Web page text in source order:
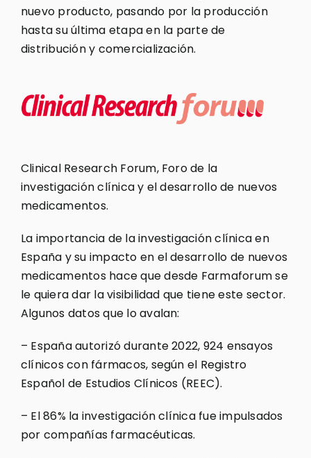
nuevo producto, pasando por la producción
hasta su última etapa en la parte de
distribución y comercialización.
Clinical Research Forum, Foro de la
investigación clínica y el desarrollo de nuevos
medicamentos.
La importancia de la investigación clínica en
España y su impacto en el desarrollo de nuevos
medicamentos hace que desde Farmaforum se
le quiera dar la visibilidad que tiene este sector.
Algunos datos que lo avalan:
– España autorizó durante 2022, 924 ensayos
clínicos con fármacos, según el Registro
Español de Estudios Clínicos (REEC).
– El 86% la investigación clínica fue impulsados
por compañías farmacéuticas.